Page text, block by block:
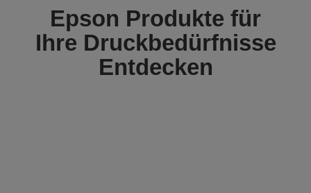
Epson Produkte für
Ihre Druckbedürfnisse
Entdecken